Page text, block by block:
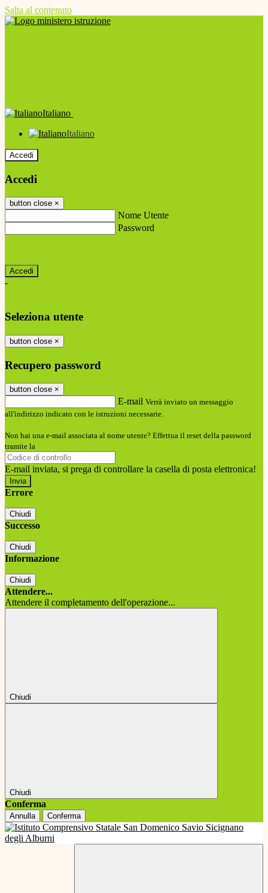
Salta al contenuto
Italiano
Italiano
Accedi
Accedi
button close ×
Nome Utente
Password
-
Seleziona utente
button close ×
Recupero password
button close ×
E-mail Verrà inviato un messaggio
all'indirizzo indicato con le istruzioni necessarie.
Non hai una e-mail associata al nome utente? Effettua il reset della password
tramite la
E-mail inviata, si prega di controllare la casella di posta elettronica!
Errore
Chiudi
Successo
Chiudi
Informazione
Chiudi
Attendere...
Attendere il completamento dell'operazione...
Chiudi
Chiudi
Conferma
Annulla Conferma